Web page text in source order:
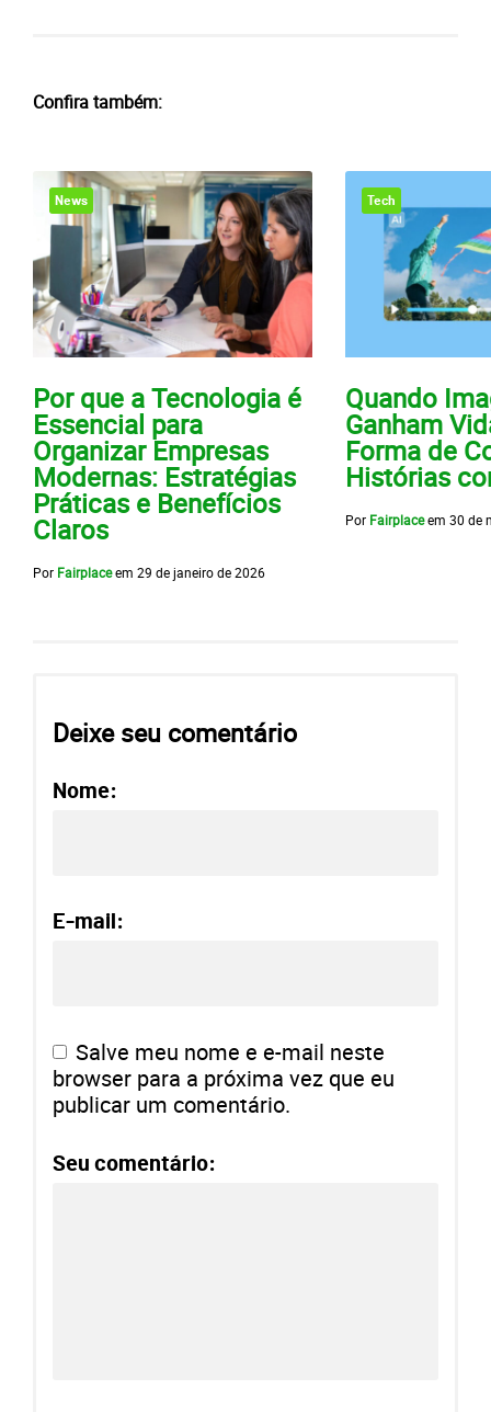
Confira também:
News
Por que a Tecnologia é
Essencial para
Organizar Empresas
Modernas: Estratégias
Práticas e Benefícios
Claros
Por Fairplaceem 29 de janeiro de 2026
Tech
Quando
Ganham
Forma de
Histórias
Por Fairplaceem 30 de
Deixe seu comentário
Nome:
E-mail:
Salve meu nome e e-mail neste
browser para a próxima vez que eu
publicar um comentário.
Seu comentário: